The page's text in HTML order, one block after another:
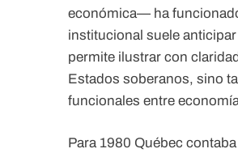
económica— ha
institucional suele
permite ilustrar con
Estados soberanos, sino
funcionales entre
Para 1980 Québec